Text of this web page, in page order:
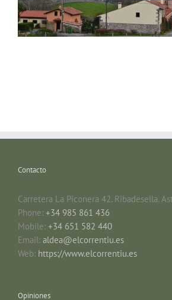
Contacto
Carretera La Piconera 42. Ribadesella.
Phone: +34 985 861 436
Mobile: +34 651 582 440
Email: aldea@elcorrentiu.es
Web: https://www.elcorrentiu.es
Opiniones